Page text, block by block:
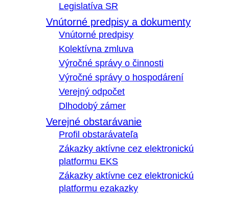
Legislatíva SR
Vnútorné predpisy a dokumenty
Vnútorné predpisy
Kolektívna zmluva
Výročné správy o činnosti
Výročné správy o hospodárení
Verejný odpočet
Dlhodobý zámer
Verejné obstarávanie
Profil obstarávateľa
Zákazky aktívne cez elektronickú
platformu EKS
Zákazky aktívne cez elektronickú
platformu ezakazky